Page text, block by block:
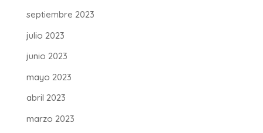
septiembre 2023
julio 2023
junio 2023
mayo 2023
abril 2023
marzo 2023